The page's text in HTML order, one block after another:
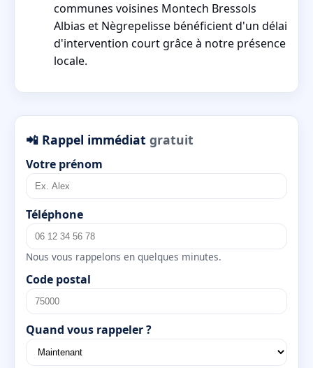
communes voisines Montech Bressols
Albias et Nègrepelisse bénéficient d'un délai
d'intervention court grâce à notre présence
locale.
📲 Rappel immédiat gratuit
Votre prénom
Téléphone
Nous vous rappelons en quelques minutes.
Code postal
Quand vous rappeler ?